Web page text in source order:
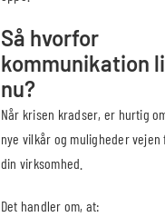
Så hvorfor
kommunikation
nu?
Når krisen kradser, er hurtig
nye vilkår og muligheder
din virksomhed.
Det handler om, at: